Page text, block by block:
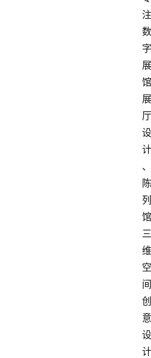
注
数
字
展
馆
展
厅
设
计
、
陈
列
馆
三
维
空
间
创
意
设
计